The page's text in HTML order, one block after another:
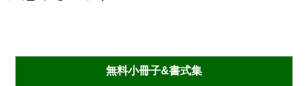
無料小冊子&書式集